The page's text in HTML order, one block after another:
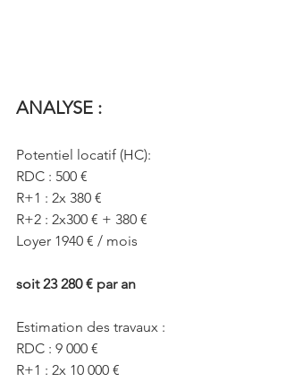
ANALYSE :
Potentiel locatif (HC):
RDC : 500 €
R+1 : 2x 380 €
R+2 : 2x300 € + 380 €
Loyer 1940 € / mois
soit 23 280 € par an
Estimation des travaux :
RDC : 9 000 €
R+1 : 2x 10 000 €